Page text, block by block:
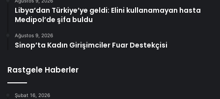
Libya’dan Türkiye’ye geldi: Elini kullanamayan hasta
Medipol’de şifa buldu
Ağustos 9, 2026
Sinop’ta Kadın Girişimciler Fuar Destekçisi
Rastgele Haberler
Şubat 16, 2026